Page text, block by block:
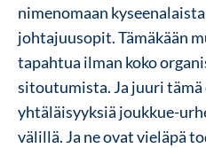
nimenomaan
johtajuusopit. Tämäkään
tapahtua ilman koko
sitoutumista. Ja juuri
yhtäläisyyksiä joukkue-
välillä. Ja ne ovat vieläpä